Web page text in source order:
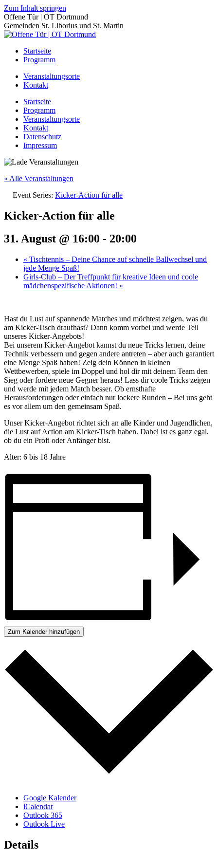
Zum Inhalt springen
Offene Tür | OT Dortmund
Gemeinden St. Liborius und St. Martin
Startseite
Programm
Veranstaltungsorte
Kontakt
Startseite
Programm
Veranstaltungsorte
Kontakt
Datenschutz
Impressum
« Alle Veranstaltungen
Event Series: Kicker-Action für alle
Kicker-Action für alle
31. August @ 16:00 - 20:00
« Tischtennis – Deine Chance auf schnelle Ballwechsel und
jede Menge Spaß!
Girls-Club – Der Treffpunkt für kreative Ideen und coole
mädchenspezifische Aktionen! »
Hast du Lust auf spannende Matches und möchtest zeigen, was du
am Kicker-Tisch draufhast? Dann komm vorbei und werde Teil
unseres Kicker-Angebots!
Bei unserem Kicker-Angebot kannst du neue Tricks lernen, deine
Technik verbessern und gegen andere antreten – aber auch garantiert
eine Menge Spaß haben! Zeig dein Können in kleinen
Wettbewerben, spiele im Doppel und hol dir mit deinem Team den
Sieg oder fordere neue Gegner heraus! Lass dir coole Tricks zeigen
und werde mit jedem Match besser. Ob ernsthafte
Herausforderungen oder einfach nur lockere Runden – Bei uns geht
es vor allem um den gemeinsam Spaß.
Unser Kicker-Angebot richtet sich an alle Kinder und Jugendlichen,
die Lust auf Action am Kicker-Tisch haben. Dabei ist es ganz egal,
ob du ein Profi oder Anfänger bist.
Alter: 6 bis 18 Jahre
Zum Kalender hinzufügen
Google Kalender
iCalendar
Outlook 365
Outlook Live
Details